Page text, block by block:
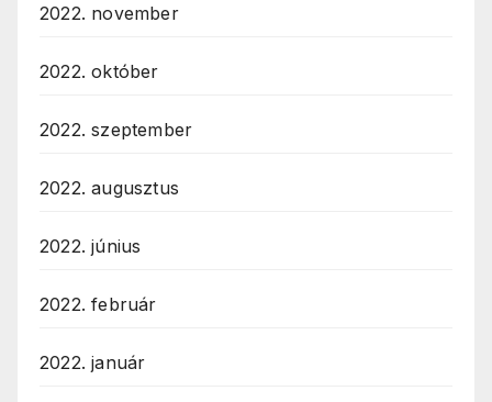
2022. november
2022. október
2022. szeptember
2022. augusztus
2022. június
2022. február
2022. január